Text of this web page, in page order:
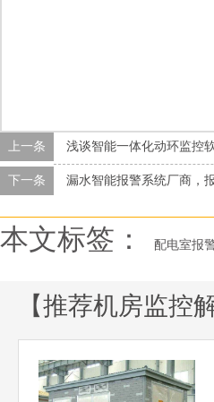
上一条 浅谈智能一体化动环监控
下一条 漏水智能报警系统厂商，
本文标签： 配电室报
【推荐机房监控